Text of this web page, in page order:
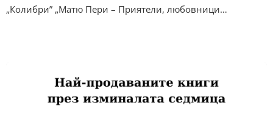
„Колибри” „Матю Пери – Приятели, любовници…